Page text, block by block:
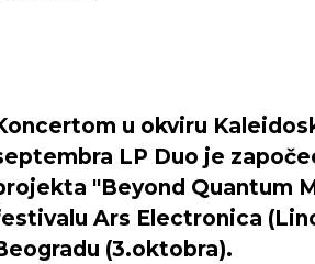
u okviru
LP Duo je
"Beyond Quantum
Ars Electronica
(3.oktobra).